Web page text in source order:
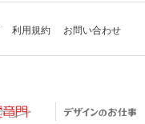
利用規約 お問い合わせ